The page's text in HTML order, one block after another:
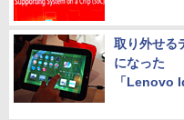
取り外せる
になった
「Lenovo